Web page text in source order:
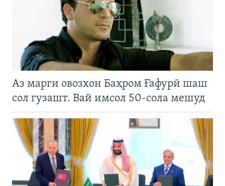
Аз марги овозхон Баҳром Ғафурӣ шаш
сол гузашт. Вай имсол 50-сола мешуд